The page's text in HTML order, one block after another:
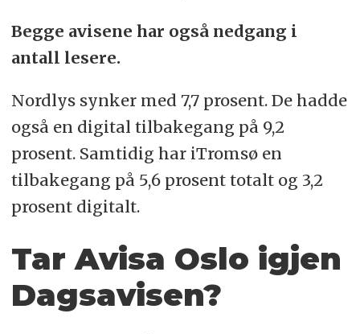
Begge avisene har også nedgang i
antall lesere.
Nordlys synker med 7,7 prosent. De hadde
også en digital tilbakegang på 9,2
prosent. Samtidig har iTromsø en
tilbakegang på 5,6 prosent totalt og 3,2
prosent digitalt.
Tar Avisa Oslo igjen
Dagsavisen?